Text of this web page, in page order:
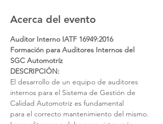
Acerca del evento
Auditor Interno IATF 16949:2016
Formación para Auditores Internos del
SGC Automotríz
DESCRIPCIÓN:
El desarrollo de un equipo de auditores
internos para el Sistema de Gestión de
Calidad Automotriz es fundamental
para el correcto mantenimiento del mismo.